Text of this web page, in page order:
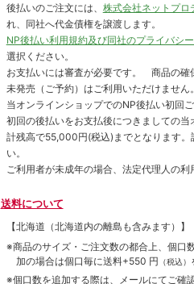
後払いのご注文には、 株式会社ネットプロ
れ、同社へ代金債権を譲渡します。
NP後払い利用規約及び同社のプライバシ
選択ください。
お支払いには審査が必要です。 商品の確
未発売（ご予約）はご利用いただけません。
当オンラインショップでのNP後払い初回
初回の後払いをお支払後につきましての
計残高で55,000円(税込)までとなります
い。
ご利用者が未成年の場合、法定代理人の利
送料について
【北海道（北海道内の離島も含みます）】
※商品のサイズ・ご注文数の都合上、個口
加の場合は個口毎に送料+550 円 （税込）
※個口数を追加する際は、メールにてご確